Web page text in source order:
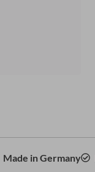
Made in Germany